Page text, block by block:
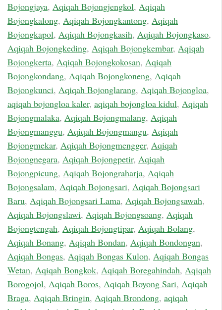
Bojongjaya, Aqiqah Bojongjengkol, Aqiqah
Bojongkalong, Aqiqah Bojongkantong, Aqiqah
Bojongkapol, Aqiqah Bojongkasih, Aqiqah Bojongkaso,
Aqiqah Bojongkeding, Aqiqah Bojongkembar, Aqiqah
Bojongkerta, Aqiqah Bojongkokosan, Aqiqah
Bojongkondang, Aqiqah Bojongkoneng, Aqiqah
Bojongkunci, Aqiqah Bojonglarang, Aqiqah Bojongloa,
aqiqah bojongloa kaler, aqiqah bojongloa kidul, Aqiqah
Bojongmalaka, Aqiqah Bojongmalang, Aqiqah
Bojongmanggu, Aqiqah Bojongmangu, Aqiqah
Bojongmekar, Aqiqah Bojongmengger, Aqiqah
Bojongnegara, Aqiqah Bojongpetir, Aqiqah
Bojongpicung, Aqiqah Bojongraharja, Aqiqah
Bojongsalam, Aqiqah Bojongsari, Aqiqah Bojongsari
Baru, Aqiqah Bojongsari Lama, Aqiqah Bojongsawah,
Aqiqah Bojongslawi, Aqiqah Bojongsoang, Aqiqah
Bojongtengah, Aqiqah Bojongtipar, Aqiqah Bolang,
Aqiqah Bonang, Aqiqah Bondan, Aqiqah Bondongan,
Aqiqah Bongas, Aqiqah Bongas Kulon, Aqiqah Bongas
Wetan, Aqiqah Bongkok, Aqiqah Boregahindah, Aqiqah
Borogojol, Aqiqah Boros, Aqiqah Boyong Sari, Aqiqah
Braga, Aqiqah Bringin, Aqiqah Brondong, aqiqah